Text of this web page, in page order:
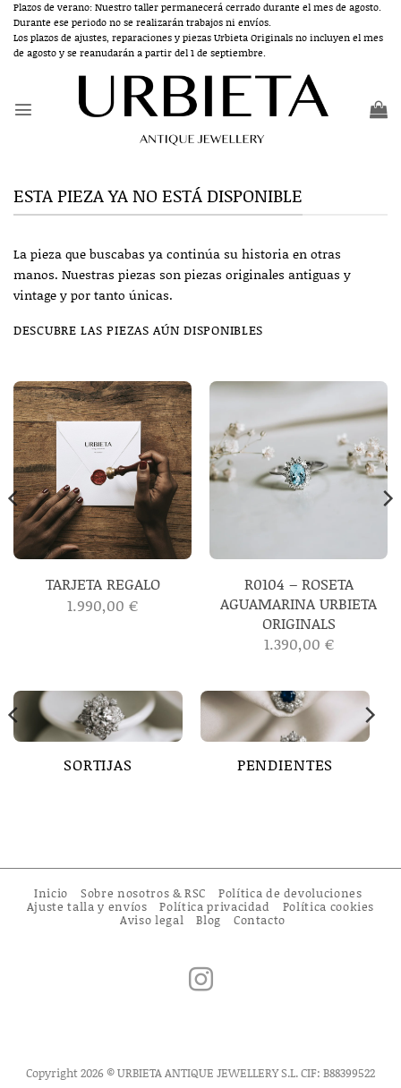
Saltar
contenido
Plazos de verano: Nuestro taller permanecerá cerrado durante el mes de agosto.
Durante ese periodo no se realizarán trabajos ni envíos.
Los plazos de ajustes, reparaciones y piezas Urbieta Originals no incluyen el mes
de agosto y se reanudarán a partir del 1 de septiembre.
ESTA PIEZA YA NO ESTÁ DISPONIBLE
La pieza que buscabas ya continúa su historia en otras
manos. Nuestras piezas son piezas originales antiguas y
vintage y por tanto únicas.
DESCUBRE LAS PIEZAS AÚN DISPONIBLES
TARJETA REGALO
1.990,00 €
R0104 – ROSETA
AGUAMARINA URBIETA
ORIGINALS
1.390,00 €
SORTIJAS PENDIENTES
Inicio Sobre nosotros & RSC
Política de devoluciones
Ajuste talla y envíos
Política privacidad
Política cookies
Aviso legal
Blog Contacto
Copyright 2026 © URBIETA ANTIQUE JEWELLERY S.L. CIF: B88399522